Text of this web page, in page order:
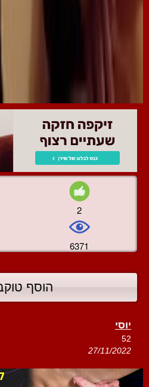
2
6371
הוסף
יוסי
52
27/11/2022